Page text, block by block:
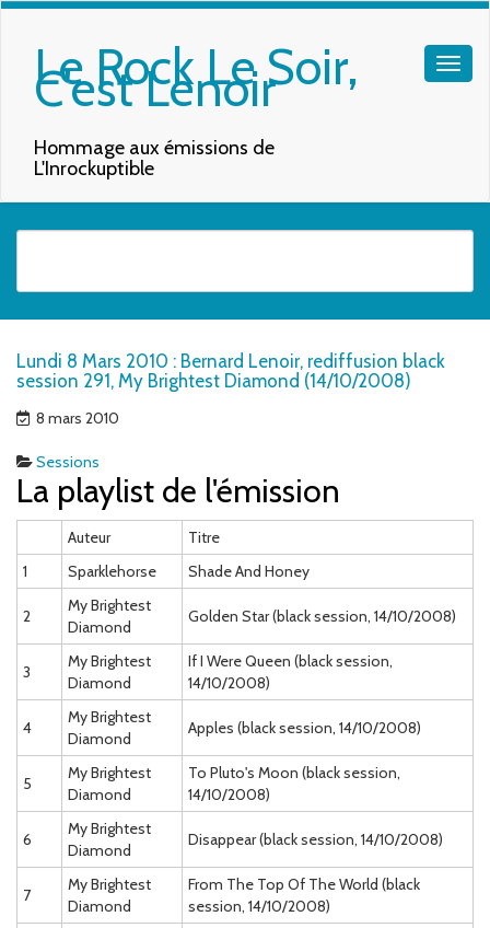
Le Rock Le Soir,
C'est Lenoir
Hommage aux émissions de
L'Inrockuptible
Lundi 8 Mars 2010 : Bernard Lenoir, rediffusion black
session 291, My Brightest Diamond (14/10/2008)
8 mars 2010
Sessions
La playlist de l'émission
Auteur
Titre
1
Sparklehorse Shade And Honey
2
My Brightest
Diamond
Golden Star (black session, 14/10/2008)
3
My Brightest
Diamond
If I Were Queen (black session,
14/10/2008)
4
My Brightest
Diamond
Apples (black session, 14/10/2008)
5
My Brightest
Diamond
To Pluto's Moon (black session,
14/10/2008)
6
My Brightest
Diamond
Disappear (black session, 14/10/2008)
7
My Brightest
Diamond
From The Top Of The World (black
session, 14/10/2008)